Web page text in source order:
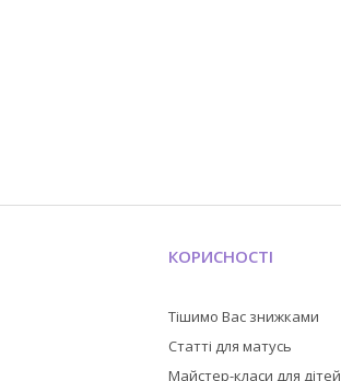
КОРИСНОСТІ
Тішимо Вас знижками
Статті для матусь
Майстер-класи для дітей